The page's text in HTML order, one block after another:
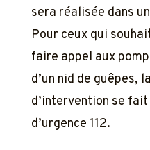
sera réalisée dans
Pour ceux qui
faire appel aux
d’un nid de guêpes,
d’intervention se
d’urgence 112.